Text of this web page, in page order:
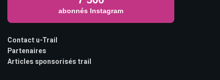
abonnés Instagram
Contact u-Trail
Partenaires
Articles sponsorisés trail